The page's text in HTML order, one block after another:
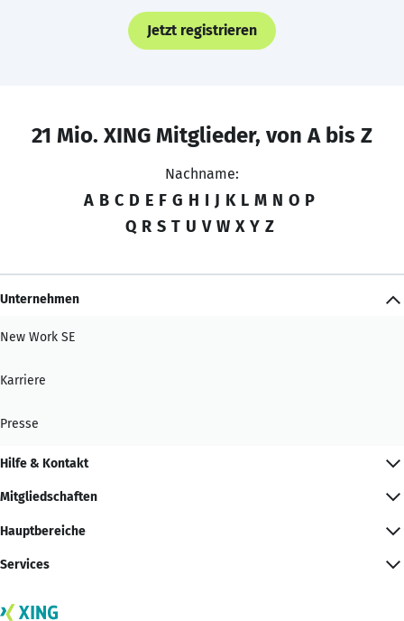
Jetzt registrieren
21 Mio. XING Mitglieder, von A bis Z
Nachname:
A B C D E F G H I J K L M N O P
Q R S T U V W X Y Z
Unternehmen
New Work SE
Karriere
Presse
Hilfe & Kontakt
Mitgliedschaften
Hauptbereiche
Services